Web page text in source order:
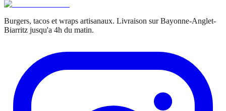
Burgers, tacos et wraps artisanaux. Livraison sur Bayonne-Anglet-
Biarritz jusqu'a 4h du matin.